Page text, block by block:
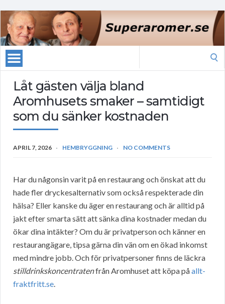
Låt gästen välja bland
Aromhusets smaker – samtidigt
som du sänker kostnaden
APRIL 7, 2026 HEMBRYGGNING NO COMMENTS
Har du någonsin varit på en restaurang och önskat att du
hade fler dryckesalternativ som också respekterade din
hälsa? Eller kanske du äger en restaurang och är alltid på
jakt efter smarta sätt att sänka dina kostnader medan du
ökar dina intäkter? Om du är privatperson och känner en
restaurangägare, tipsa gärna din vän om en ökad inkomst
med mindre jobb. Och för privatpersoner finns de läckra
stilldrinkskoncentratenfrån Aromhuset att köpa påallt-
fraktfritt.se.